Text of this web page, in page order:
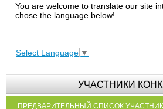
You are welcome to translate our site
chose the language below!
Select Language ▼
УЧАСТНИКИ
ПРЕДВАРИТЕЛЬНЫЙ СПИСОК